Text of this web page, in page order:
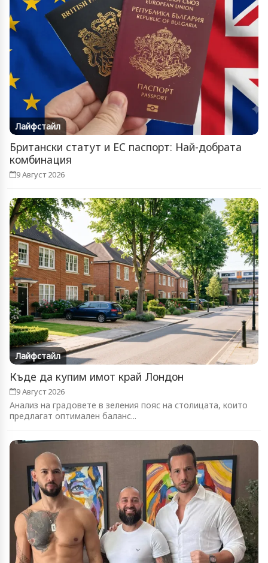
Лайфстайл
Британски статут и ЕС паспорт: Най-добрата
комбинация
9 Август 2026
Лайфстайл
Къде да купим имот край Лондон
9 Август 2026
Анализ на градовете в зеления пояс на столицата, които
предлагат оптимален баланс...